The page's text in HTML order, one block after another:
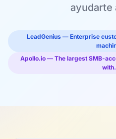
ayudarte
LeadGenius — Enterprise
Apollo.io — The largest SMB-